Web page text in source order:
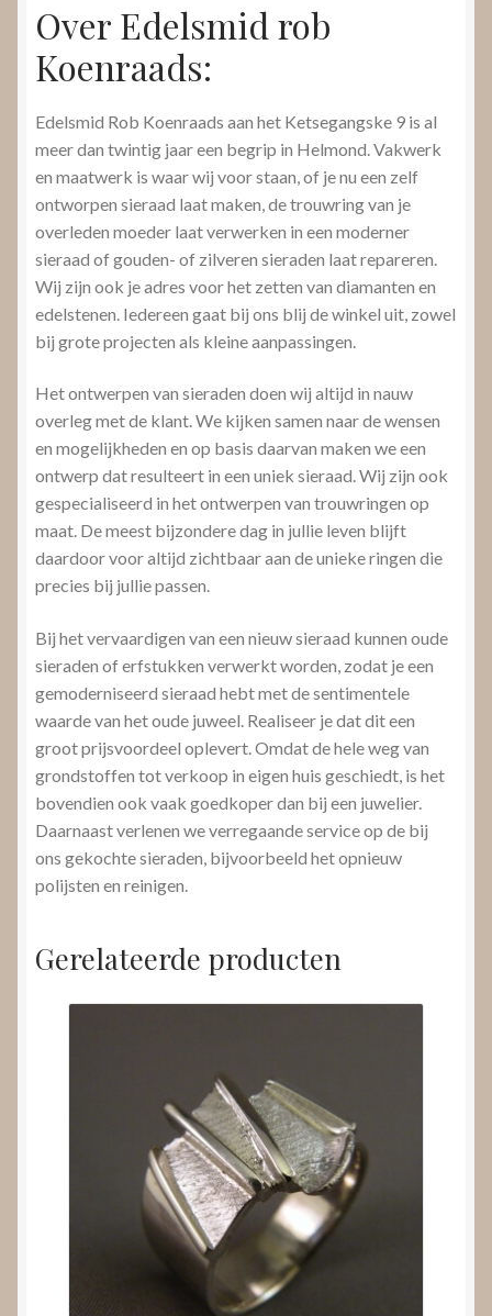
Over Edelsmid rob
Koenraads:
Edelsmid Rob Koenraads aan het Ketsegangske 9 is al
meer dan twintig jaar een begrip in Helmond. Vakwerk
en maatwerk is waar wij voor staan, of je nu een zelf
ontworpen sieraad laat maken, de trouwring van je
overleden moeder laat verwerken in een moderner
sieraad of gouden- of zilveren sieraden laat repareren.
Wij zijn ook je adres voor het zetten van diamanten en
edelstenen. Iedereen gaat bij ons blij de winkel uit, zowel
bij grote projecten als kleine aanpassingen.
Het ontwerpen van sieraden doen wij altijd in nauw
overleg met de klant. We kijken samen naar de wensen
en mogelijkheden en op basis daarvan maken we een
ontwerp dat resulteert in een uniek sieraad. Wij zijn ook
gespecialiseerd in het ontwerpen van trouwringen op
maat. De meest bijzondere dag in jullie leven blijft
daardoor voor altijd zichtbaar aan de unieke ringen die
precies bij jullie passen.
Bij het vervaardigen van een nieuw sieraad kunnen oude
sieraden of erfstukken verwerkt worden, zodat je een
gemoderniseerd sieraad hebt met de sentimentele
waarde van het oude juweel. Realiseer je dat dit een
groot prijsvoordeel oplevert. Omdat de hele weg van
grondstoffen tot verkoop in eigen huis geschiedt, is het
bovendien ook vaak goedkoper dan bij een juwelier.
Daarnaast verlenen we verregaande service op de bij
ons gekochte sieraden, bijvoorbeeld het opnieuw
polijsten en reinigen.
Gerelateerde producten